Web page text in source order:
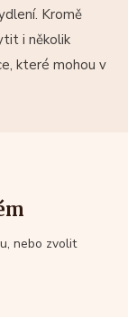
Kromě
i několik
které mohou v
nebo zvolit